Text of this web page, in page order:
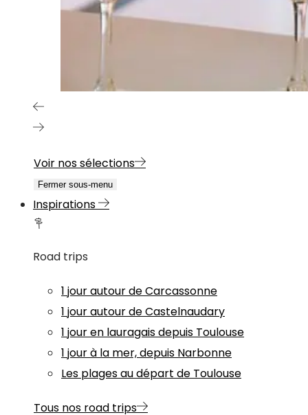
Voir nos sélections
Fermer sous-menu
Inspirations
Road trips
1 jour autour de Carcassonne
1 jour autour de Castelnaudary
1 jour en lauragais depuis Toulouse
1 jour à la mer, depuis Narbonne
Les plages au départ de Toulouse
Tous nos road trips